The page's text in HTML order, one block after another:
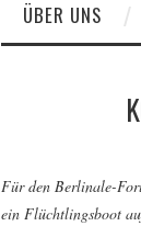
ÜBER UNS
Für den Berlinale-
ein Flüchtlingsboot